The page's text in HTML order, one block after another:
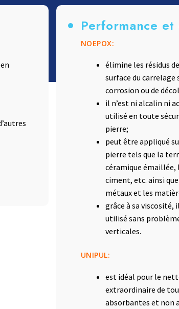
Performance et
NOEPOX:
élimine les résidus
surface du carrelage
corrosion ou de
il n’est ni alcalin ni
utilisé en toute
pierre;
peut être appliqué
pierre tels que la
céramique émaillée,
ciment, etc. ainsi
métaux et les
grâce à sa
utilisé sans
verticales.
UNIPUL:
est idéal pour le
extraordinaire de
absorbantes et non